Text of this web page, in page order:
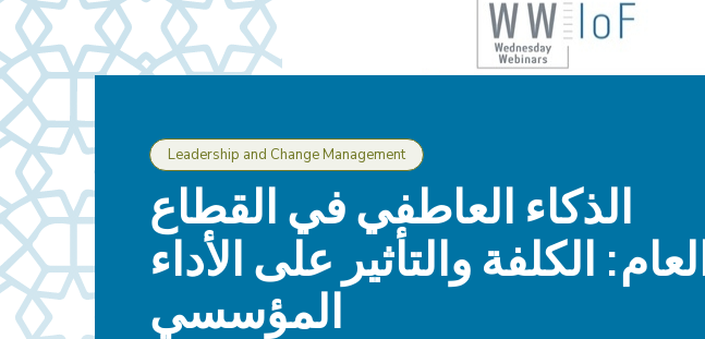
Leadership and Change Management
الذكاء العاطفي في القطاع
العام: الكلفة والتأثير على الأداء
المؤسسي